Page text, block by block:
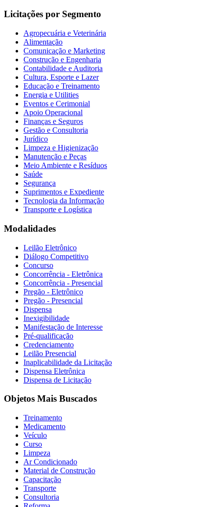
Licitações por Segmento
Agropecuária e Veterinária
Alimentação
Comunicação e Marketing
Construção e Engenharia
Contabilidade e Auditoria
Cultura, Esporte e Lazer
Educação e Treinamento
Energia e Utilities
Eventos e Cerimonial
Apoio Operacional
Finanças e Seguros
Gestão e Consultoria
Jurídico
Limpeza e Higienização
Manutenção e Peças
Meio Ambiente e Resíduos
Saúde
Segurança
Suprimentos e Expediente
Tecnologia da Informação
Transporte e Logística
Modalidades
Leilão Eletrônico
Diálogo Competitivo
Concurso
Concorrência - Eletrônica
Concorrência - Presencial
Pregão - Eletrônico
Pregão - Presencial
Dispensa
Inexigibilidade
Manifestação de Interesse
Pré-qualificação
Credenciamento
Leilão Presencial
Inaplicabilidade da Licitação
Dispensa Eletrônica
Dispensa de Licitação
Objetos Mais Buscados
Treinamento
Medicamento
Veículo
Curso
Limpeza
Ar Condicionado
Material de Construção
Capacitação
Transporte
Consultoria